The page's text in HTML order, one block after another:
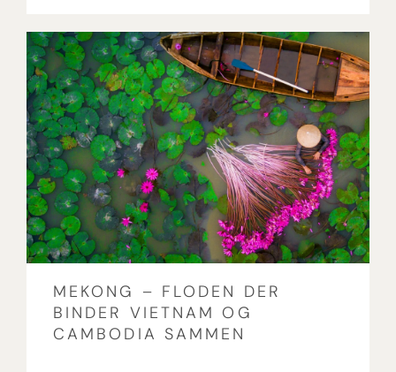
MEKONG – FLODEN DER
BINDER VIETNAM OG
CAMBODIA SAMMEN